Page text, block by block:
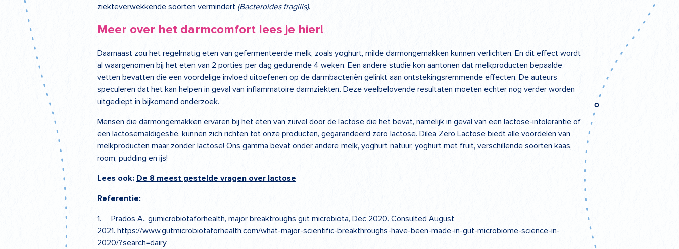
ziekteverwekkende soorten vermindert (Bacteroides fragilis).
Meer over het darmcomfort lees je hier!
Daarnaast zou het regelmatig eten van gefermenteerde melk, zoals yoghurt, milde darmongemakken kunnen verlichten. En dit effect wordt
al waargenomen bij het eten van 2 porties per dag gedurende 4 weken. Een andere studie kon aantonen dat melkproducten bepaalde
vetten bevatten die een voordelige invloed uitoefenen op de darmbacteriën gelinkt aan ontstekingsremmende effecten. De auteurs
speculeren dat het kan helpen in geval van inflammatoire darmziekten. Deze veelbelovende resultaten moeten echter nog verder worden
uitgediept in bijkomend onderzoek.
Mensen die darmongemakken ervaren bij het eten van zuivel door de lactose die het bevat, namelijk in geval van een lactose-intolerantie of
een lactosemaldigestie, kunnen zich richten tot onze producten, gegarandeerd zero lactose. Dilea Zero Lactose biedt alle voordelen van
melkproducten maar zonder lactose! Ons gamma bevat onder andere melk, yoghurt natuur, yoghurt met fruit, verschillende soorten kaas,
room, pudding en ijs!
Lees ook: De 8 meest gestelde vragen over lactose
Referentie:
1. Prados A., gumicrobiotaforhealth, major breaktroughs gut microbiota, Dec 2020. Consulted August
2021. https://www.gutmicrobiotaforhealth.com/what-major-scientific-breakthroughs-have-been-made-in-gut-microbiome-science-in-
2020/?search=dairy